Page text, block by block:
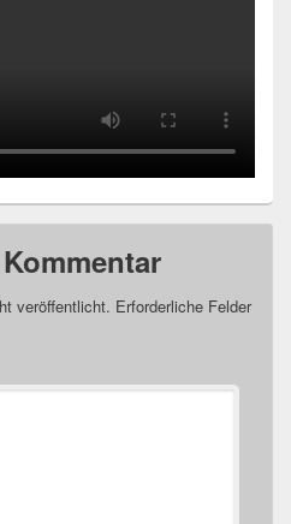
veröffentlicht. Erforderliche Felder